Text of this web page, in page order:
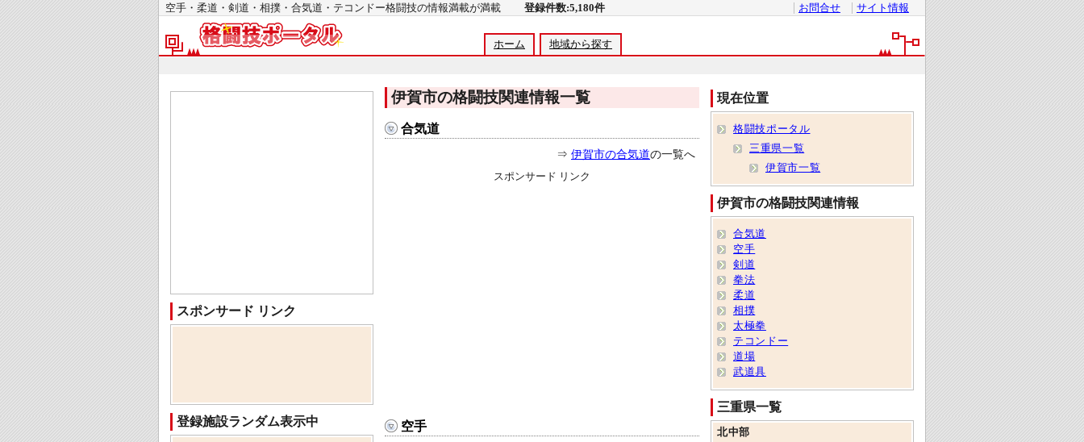
空手・柔道・剣道・相撲・合気道・テコンドー格闘技の情報満載が満載 登録件数:5,180件 お問合せ サイト情報
ホーム 地域から探す
伊賀市の格闘技関連情報一覧
合気道
⇒ 伊賀市の合気道の一覧へ
スポンサード リンク
空手
スポンサード リンク
登録施設ランダム表示中
現在位置
格闘技ポータル
三重県一覧
伊賀市一覧
伊賀市の格闘技関連情報
合気道
空手
剣道
拳法
柔道
相撲
太極拳
テコンドー
道場
武道具
三重県一覧
北中部